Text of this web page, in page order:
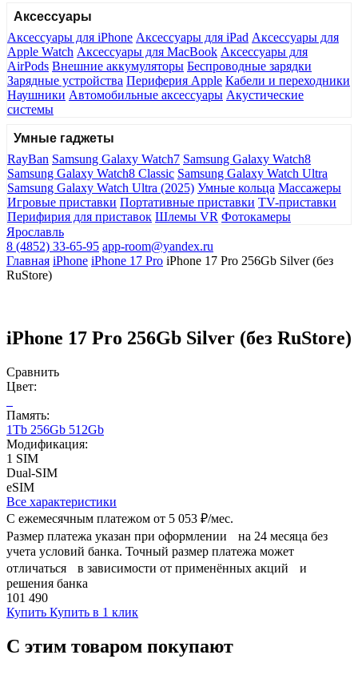
Аксессуары
Аксессуары для iPhone Аксессуары для iPad Аксессуары для
Apple Watch Аксессуары для MacBook Аксессуары для
AirPods Внешние аккумуляторы Беспроводные зарядки
Зарядные устройства Периферия Apple Кабели и переходники
Наушники Автомобильные аксессуары Акустические
системы
Умные гаджеты
RayBan Samsung Galaxy Watch7 Samsung Galaxy Watch8
Samsung Galaxy Watch8 Classic Samsung Galaxy Watch Ultra
Samsung Galaxy Watch Ultra (2025) Умные кольца Массажеры
Игровые приставки Портативные приставки TV-приставки
Перифирия для приставок Шлемы VR Фотокамеры
Ярославль
8 (4852) 33-65-95 app-room@yandex.ru
Главная iPhone iPhone 17 Pro iPhone 17 Pro 256Gb Silver (без
RuStore)
iPhone 17 Pro 256Gb Silver (без RuStore)
Сравнить
Цвет:
Память:
1Tb 256Gb 512Gb
Модификация:
1 SIM
Dual-SIM
eSIM
Все характеристики
С ежемесячным платежом от 5 053 ₽/мес.
Размер платежа указан при оформлении на 24 месяца без
учета условий банка. Точный размер платежа может
отличаться в зависимости от применённых акций и
решения банка
101 490
Купить Купить в 1 клик
С этим товаром покупают